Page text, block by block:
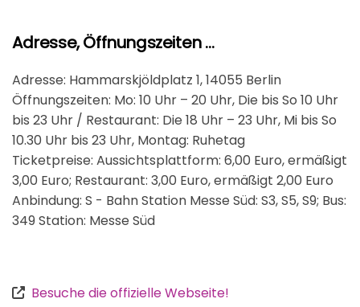
Adresse, Öffnungszeiten …
Adresse: Hammarskjöldplatz 1, 14055 Berlin
Öffnungszeiten: Mo: 10 Uhr – 20 Uhr, Die bis So 10 Uhr
bis 23 Uhr / Restaurant: Die 18 Uhr – 23 Uhr, Mi bis So
10.30 Uhr bis 23 Uhr, Montag: Ruhetag
Ticketpreise: Aussichtsplattform: 6,00 Euro, ermäßigt
3,00 Euro; Restaurant: 3,00 Euro, ermäßigt 2,00 Euro
Anbindung: S - Bahn Station Messe Süd: S3, S5, S9; Bus:
349 Station: Messe Süd
Besuche die offizielle Webseite!